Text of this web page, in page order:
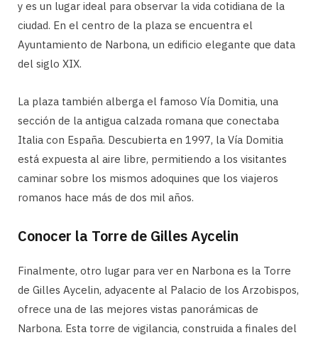
y es un lugar ideal para observar la vida cotidiana de la
ciudad. En el centro de la plaza se encuentra el
Ayuntamiento de Narbona, un edificio elegante que data
del siglo XIX.
La plaza también alberga el famoso Vía Domitia, una
sección de la antigua calzada romana que conectaba
Italia con España. Descubierta en 1997, la Vía Domitia
está expuesta al aire libre, permitiendo a los visitantes
caminar sobre los mismos adoquines que los viajeros
romanos hace más de dos mil años.
Conocer la Torre de Gilles Aycelin
Finalmente, otro lugar para ver en Narbona es la Torre
de Gilles Aycelin, adyacente al Palacio de los Arzobispos,
ofrece una de las mejores vistas panorámicas de
Narbona. Esta torre de vigilancia, construida a finales del